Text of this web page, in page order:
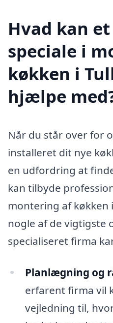
Hvad kan
speciale i
køkken i
hjælpe
Når du står over for
installeret dit nye
en udfordring at
kan tilbyde
montering af køkken
nogle af de vigtigste
specialiseret firma
Planlægning og
erfarent firma vil
vejledning til,